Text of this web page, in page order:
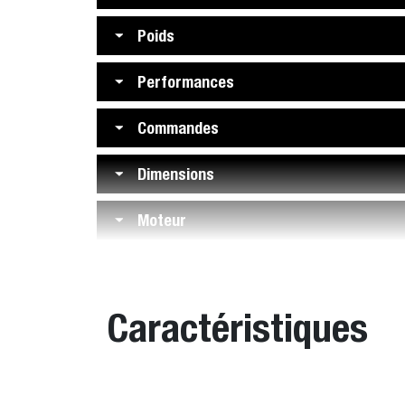
Poids
Performances
Commandes
Dimensions
Moteur
Caractéristiques